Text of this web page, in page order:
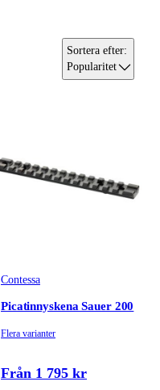
Sortera efter:
Popularitet
Contessa
Picatinnyskena Sauer 200
Flera varianter
Från 1 795 kr